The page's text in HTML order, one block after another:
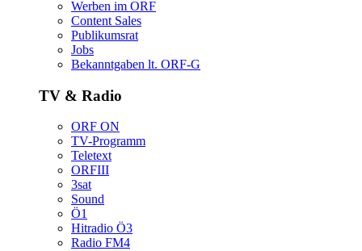
WerbenimORF
ContentSales
Publikumsrat
Jobs
Bekanntgabenlt.ORF-G
TV&Radio
ORFON
TV-Programm
Teletext
ORFIII
3sat
Sound
Ö1
HitradioÖ3
RadioFM4